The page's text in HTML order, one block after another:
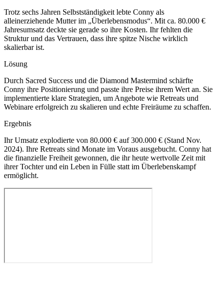
Trotz sechs Jahren Selbstständigkeit lebte Conny als
alleinerziehende Mutter im „Überlebensmodus“. Mit ca. 80.000 €
Jahresumsatz deckte sie gerade so ihre Kosten. Ihr fehlten die
Struktur und das Vertrauen, dass ihre spitze Nische wirklich
skalierbar ist.
Lösung
Durch Sacred Success und die Diamond Mastermind schärfte
Conny ihre Positionierung und passte ihre Preise ihrem Wert an. Sie
implementierte klare Strategien, um Angebote wie Retreats und
Webinare erfolgreich zu skalieren und echte Freiräume zu schaffen.
Ergebnis
Ihr Umsatz explodierte von 80.000 € auf 300.000 € (Stand Nov.
2024). Ihre Retreats sind Monate im Voraus ausgebucht. Conny hat
die finanzielle Freiheit gewonnen, die ihr heute wertvolle Zeit mit
ihrer Tochter und ein Leben in Fülle statt im Überlebenskampf
ermöglicht.